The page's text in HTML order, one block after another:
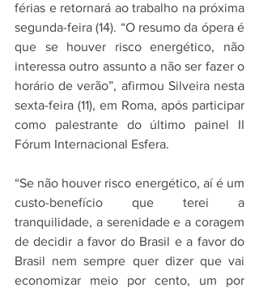
férias e retornará ao trabalho na próxima
segunda-feira (14). “O resumo da ópera é
que se houver risco energético, não
interessa outro assunto a não ser fazer o
horário de verão”, afirmou Silveira nesta
sexta-feira (11), em Roma, após participar
como palestrante do último painel II
Fórum Internacional Esfera.
“Se não houver risco energético, aí é um
custo-benefício que terei a
tranquilidade, a serenidade e a coragem
de decidir a favor do Brasil e a favor do
Brasil nem sempre quer dizer que vai
economizar meio por cento, um por